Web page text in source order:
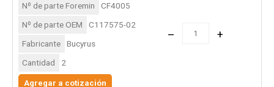
Nº de parte Foremin
CF4005
Nº de parte OEM
C117575-02
Fabricante
Bucyrus
Cantidad
2
– +
Agregar a cotización